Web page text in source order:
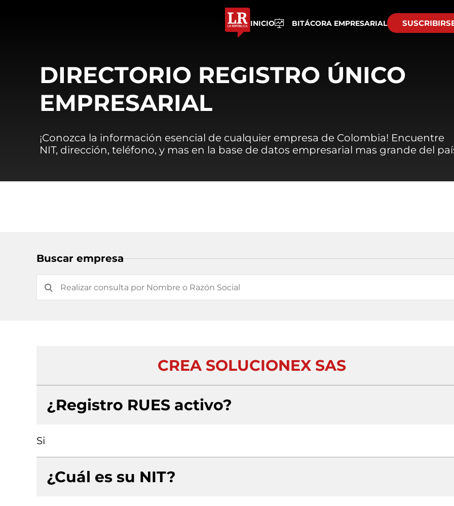
INICIO BITÁCORA EMPRESARIAL
DIRECTORIO REGISTRO ÚNICO
EMPRESARIAL
¡Conozca la información esencial de cualquier empresa de Colombia! Encuentre
NIT, dirección, teléfono, y mas en la base de datos empresarial mas grande del
Buscar empresa
CREA SOLUCIONEX SAS
¿Registro RUES activo?
Si
¿Cuál es su NIT?